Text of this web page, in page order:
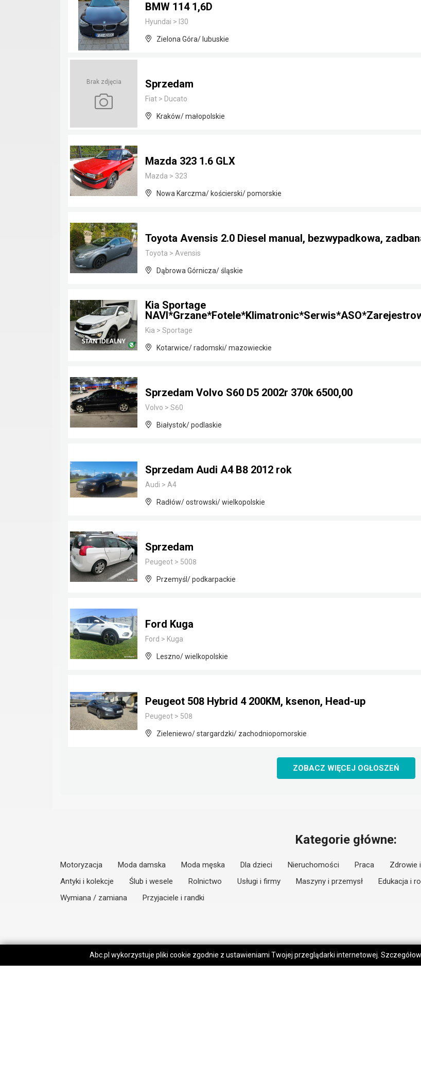
BMW 114 1,6D
Hyundai > I30
Zielona Góra/ lubuskie
Brak zdjęcia Sprzedam
Fiat > Ducato
Kraków/ małopolskie
Mazda 323 1.6 GLX
Mazda > 323
Nowa Karczma/ kościerski/ pomorskie
Toyota Avensis 2.0 Diesel manual, bezwypadkowa,
Toyota > Avensis
Dąbrowa Górnicza/ śląskie
Kia Sportage
Kia > Sportage
Kotarwice/ radomski/ mazowieckie
Sprzedam Volvo S60 D5 2002r 370k 6500,00
Volvo > S60
Białystok/ podlaskie
Sprzedam Audi A4 B8 2012 rok
Audi > A4
Radłów/ ostrowski/ wielkopolskie
Sprzedam
Peugeot > 5008
Przemyśl/ podkarpackie
Ford Kuga
Ford > Kuga
Leszno/ wielkopolskie
Peugeot 508 Hybrid 4 200KM, ksenon, Head-up
Peugeot > 508
Zieleniewo/ stargardzki/ zachodniopomorskie
ZOBACZ WIĘCEJ OGŁOSZEŃ
Kategorie główne:
Motoryzacja Moda damska Moda męska Dla dzieci Nieruchomości Praca Zdrowie
Antyki i kolekcje
Ślub i wesele Rolnictwo Usługi i firmy Maszyny i przemysł Edukacja i
Wymiana / zamiana
Przyjaciele i randki
Abc.pl wykorzystuje pliki cookie zgodnie z ustawieniami Twojej przeglądarki internetowej.